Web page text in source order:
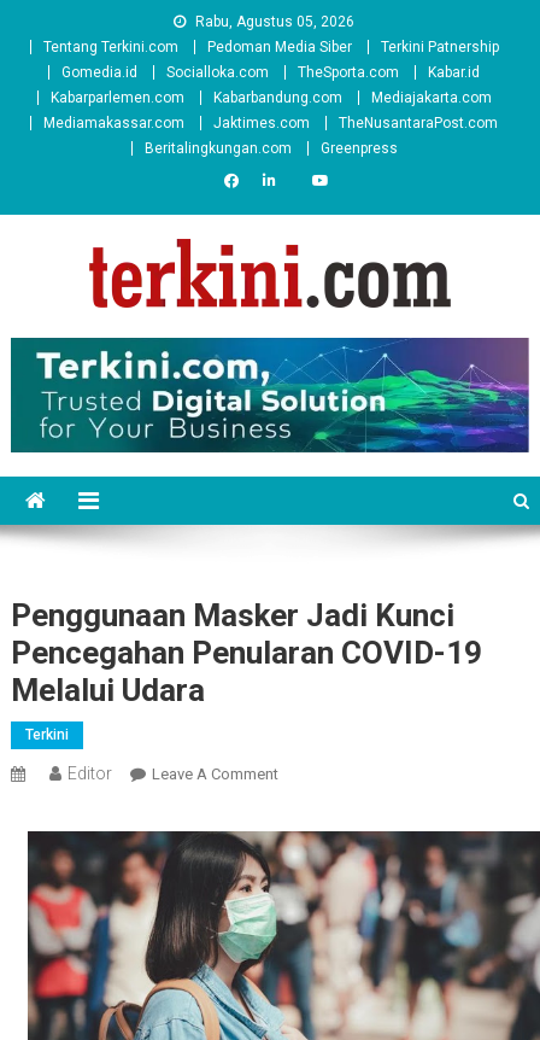
Rabu, Agustus 05, 2026
Tentang Terkini.com
Pedoman Media Siber
Terkini Patnership
Gomedia.id
Socialloka.com TheSporta.com
Kabar.id
Kabarparlemen.com
Kabarbandung.com
Mediajakarta.com
Mediamakassar.com
Jaktimes.com
TheNusantaraPost.com
Beritalingkungan.com
Greenpress
Penggunaan Masker Jadi Kunci
Pencegahan Penularan COVID-19
Melalui Udara
Terkini
Editor Leave A CommentOn
Masker
Jadi
Kunci
Pencegahan
Penularan
COVID-
19
Melalui